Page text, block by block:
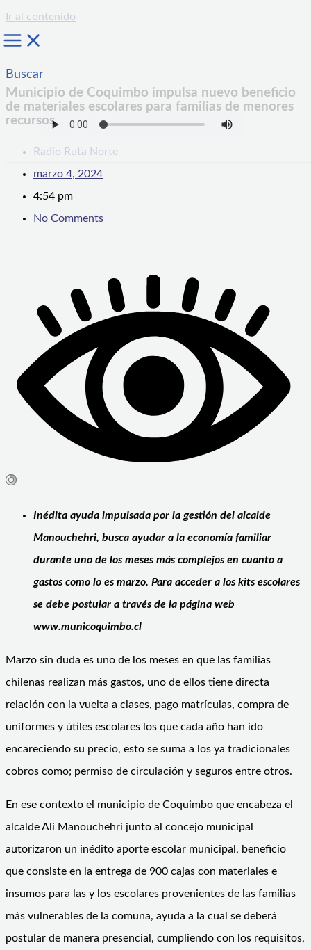
Ir al contenido
Buscar
Municipio de Coquimbo impulsa nuevo beneficio
de materiales escolares para familias de menores
recursos
Radio Ruta Norte
marzo 4, 2024
4:54 pm
No Comments
Inédita ayuda impulsada por la gestión del alcalde
Manouchehri, busca ayudar a la economía familiar
durante uno de los meses más complejos en cuanto a
gastos como lo es marzo. Para acceder a los kits escolares
se debe postular a través de la página web
www.municoquimbo.cl
Marzo sin duda es uno de los meses en que las familias
chilenas realizan más gastos, uno de ellos tiene directa
relación con la vuelta a clases, pago matrículas, compra de
uniformes y útiles escolares los que cada año han ido
encareciendo su precio, esto se suma a los ya tradicionales
cobros como; permiso de circulación y seguros entre otros.
En ese contexto el municipio de Coquimbo que encabeza el
alcalde Ali Manouchehri junto al concejo municipal
autorizaron un inédito aporte escolar municipal, beneficio
que consiste en la entrega de 900 cajas con materiales e
insumos para las y los escolares provenientes de las familias
más vulnerables de la comuna, ayuda a la cual se deberá
postular de manera presencial, cumpliendo con los requisitos,